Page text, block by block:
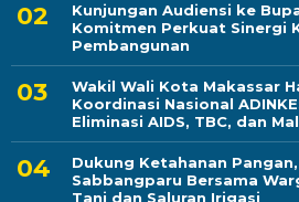
Kunjungan Audiensi ke
Komitmen Perkuat Sinergi
Pembangunan
Wakil Wali Kota Makassar
Koordinasi Nasional
Eliminasi AIDS, TBC, dan
Dukung Ketahanan
Sabbangparu Bersama
Tani dan Saluran Irigasi